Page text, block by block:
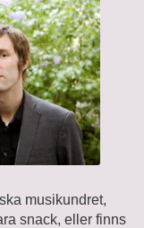
musikundret,
snack, eller finns